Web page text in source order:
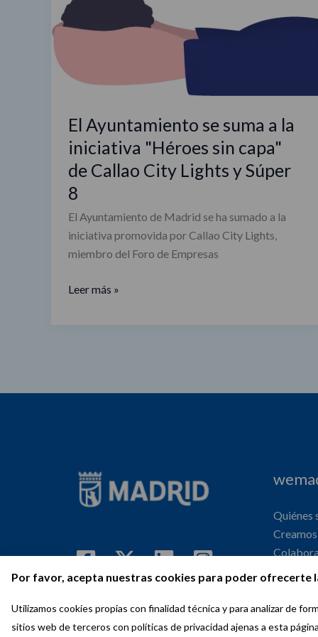
Por favor, acepta nuestras cookies para poder ofrecerte
Utilizamos cookies propias con finalidad técnica y para analizar de
sitios web de terceros con políticas de privacidad ajenas a esta
El Ayuntamiento se suma a la
iniciativa "Héroes sin capa"
de Callao City Lights y Súper
8
El Ayuntamiento de Madrid se ha sumado a la
iniciativa promovida por Callao City Lights,
miembro del Foro de Empresas
"Héroes
City
Lights
Súper
8
Leer más »
Quiénes